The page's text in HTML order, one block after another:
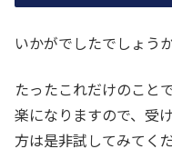
いかがでしたでしょう
たったこれだけのこと
楽になりますので、受
方は是非試してみてく